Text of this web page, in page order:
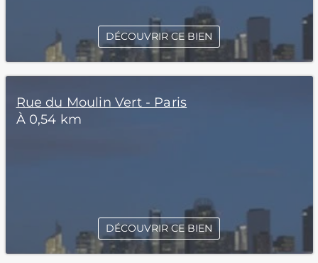
DÉCOUVRIR CE BIEN
Rue du Moulin Vert - Paris
À 0,54 km
DÉCOUVRIR CE BIEN